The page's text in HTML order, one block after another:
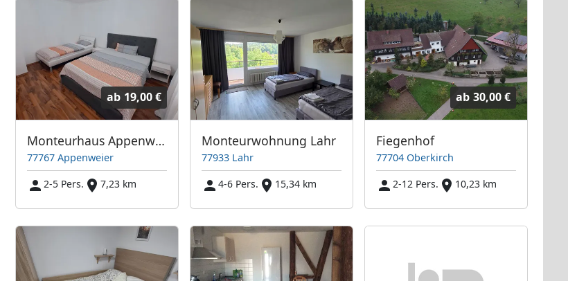
ab 19,00 €
Monteurhaus Appenweier
77767 Appenweier
2-5 Pers.
7,23 km
Monteurwohnung Lahr
77933 Lahr
4-6 Pers.
15,34 km
ab 30,00 €
Fiegenhof
77704 Oberkirch
2-12 Pers.
10,23 km